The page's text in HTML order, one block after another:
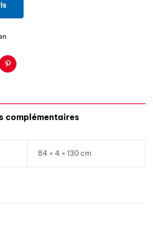
Pinterest
complémentaires
84 × 4 × 130 cm